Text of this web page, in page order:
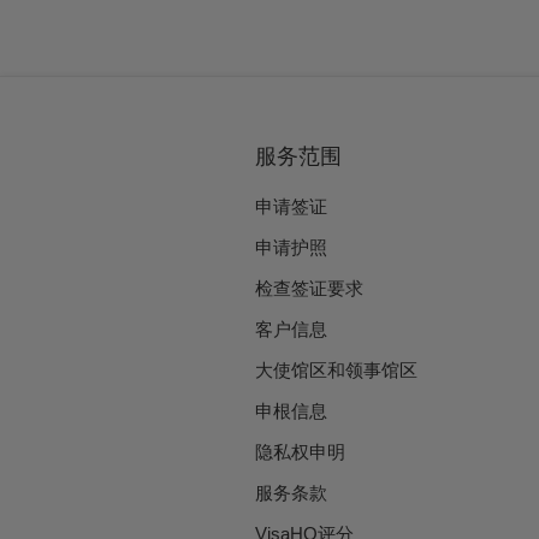
服务范围
申请签证
申请护照
检查签证要求
客户信息
大使馆区和领事馆区
申根信息
隐私权申明
服务条款
VisaHQ评分